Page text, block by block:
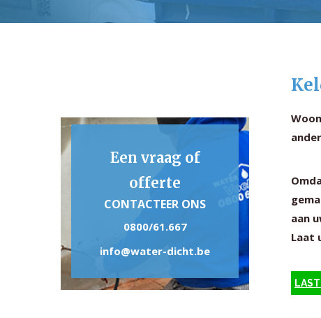
Een vraag of
offerte
CONTACTEER ONS
0800/61.667
info@water-dicht.be
aan
Laat